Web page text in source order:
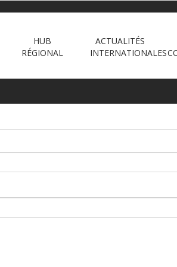
HUB
RÉGIONAL
ACTUALITÉS
INTERNATIONALES